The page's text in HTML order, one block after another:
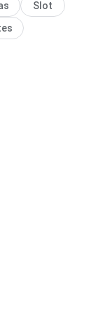
e maduro.
Slot